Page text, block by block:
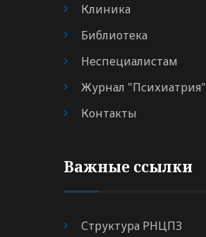
Клиника
Библиотека
Неспециалистам
Журнал "Психиатрия"
Контакты
Важные ссылки
Структура РНЦПЗ